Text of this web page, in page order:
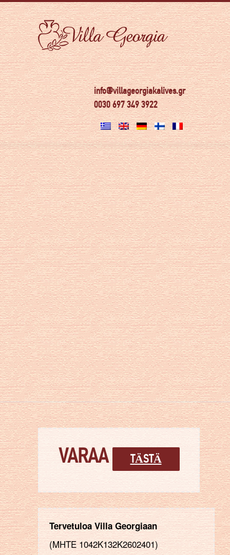
info@villageorgiakalives.gr
0030 697 349 3922
VARAA TÄSTÄ
Tervetuloa Villa Georgiaan
(ΜΗΤΕ 1042Κ132Κ2602401)